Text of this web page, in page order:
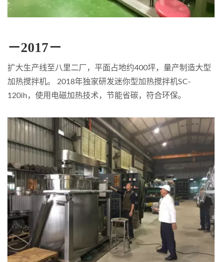
－2017－
扩大生产线至八里二厂，平面占地约400坪，量产制造大型
加热搅拌机。 2018年独家研发迷你型加热搅拌机SC-
120ih，使用电磁加热技术，节能省碳，符合环保。